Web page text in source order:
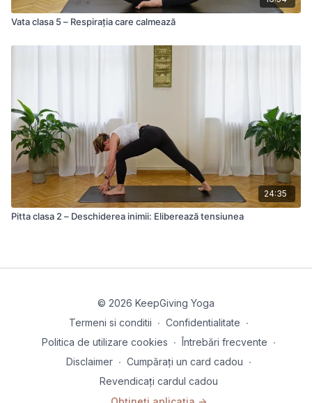
Vata clasa 5 – Respirația care calmează
24:35
Pitta clasa 2 – Deschiderea inimii: Eliberează tensiunea
© 2026 KeepGiving Yoga
Termeni si conditii ∙ Confidentialitate ∙
Politica de utilizare cookies ∙ Întrebări frecvente ∙
Disclaimer ∙ Cumpărați un card cadou ∙
Revendicați cardul cadou